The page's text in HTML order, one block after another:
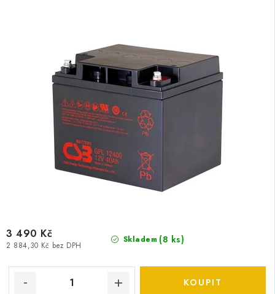
Skladem (8 ks)
2 884,30 Kč bez DPH
3 490 Kč